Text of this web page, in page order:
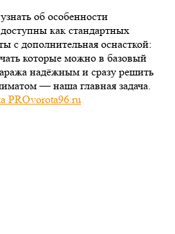
об особенности
как стандартных
с дополнительная оснасткой:
которые можно в базовый
надёжным и сразу решить
— наша главная задача.